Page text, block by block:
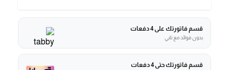
قسم فاتورتك على 4 دفعات
بدون فوائد مع تابي
قسم فاتورتك حتى 4 دفعات